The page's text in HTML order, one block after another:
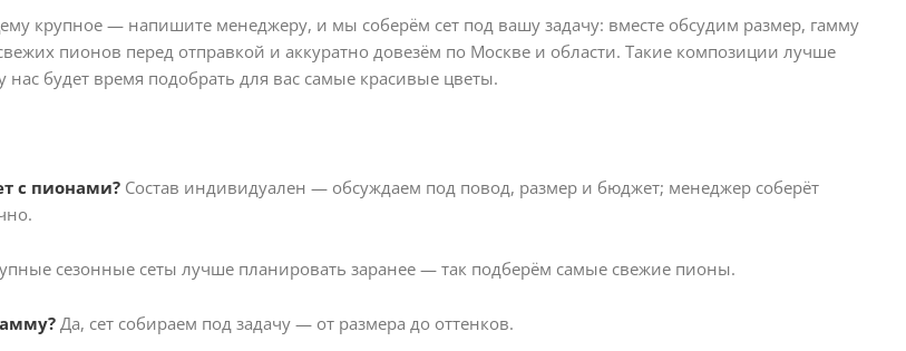
крупное — напишите менеджеру, и мы соберём сет под вашу задачу: вместе обсудим размер, гамму
пионов перед отправкой и аккуратно довезём по Москве и области. Такие композиции лучше
нас будет время подобрать для вас самые красивые цветы.
с пионами? Состав индивидуален — обсуждаем под повод, размер и бюджет; менеджер соберёт
сезонные сеты лучше планировать заранее — так подберём самые свежие пионы.
Да, сет собираем под задачу — от размера до оттенков.